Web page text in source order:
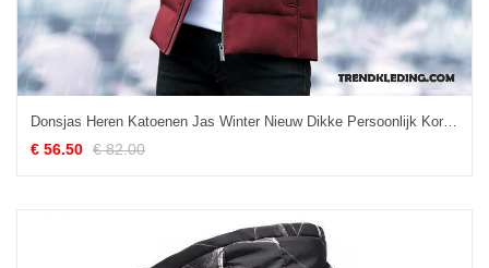
Donsjas Heren Katoenen Jas Winter Nieuw Dikke Persoonlijk Kort Rood
€ 56.50 € 82.00